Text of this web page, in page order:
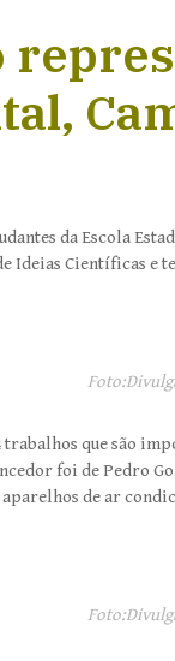
da Escola
Ideias Científicas e
trabalhos que são
foi de Pedro
aparelhos de ar